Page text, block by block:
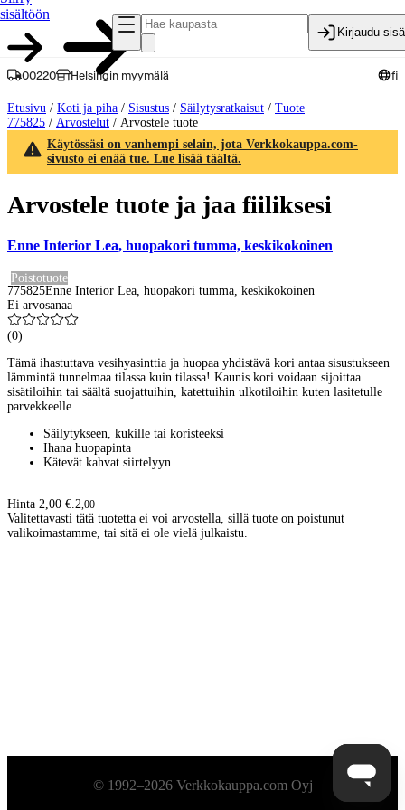
sisältöön
Kirjaudu
00220 Helsingin myymälä fi
Etusivu / Koti ja piha / Sisustus / Säilytysratkaisut / Tuote
775825 / Arvostelut / Arvostele tuote
Käytössäsi on vanhempi selain, jota Verkkokauppa.com-
sivusto ei enää tue. Lue lisää täältä.
Arvostele tuote ja jaa fiiliksesi
Enne Interior Lea, huopakori tumma, keskikokoinen
Poistotuote
775825Enne Interior Lea, huopakori tumma, keskikokoinen
Ei arvosanaa
(0)
Tämä ihastuttava vesihyasinttia ja huopaa yhdistävä kori antaa sisustukseen
lämmintä tunnelmaa tilassa kuin tilassa! Kaunis kori voidaan sijoittaa
sisätiloihin tai säältä suojattuihin, katettuihin ulkotiloihin kuten lasitetulle
parvekkeelle.
Säilytykseen, kukille tai koristeeksi
Ihana huopapinta
Kätevät kahvat siirtelyyn
Hinta 2,00 €. 2,00
Valitettavasti tätä tuotetta ei voi arvostella, sillä tuote on poistunut
valikoimastamme, tai sitä ei ole vielä julkaistu.
Alatunniste© 1992–2026 Verkkokauppa.com Oyj